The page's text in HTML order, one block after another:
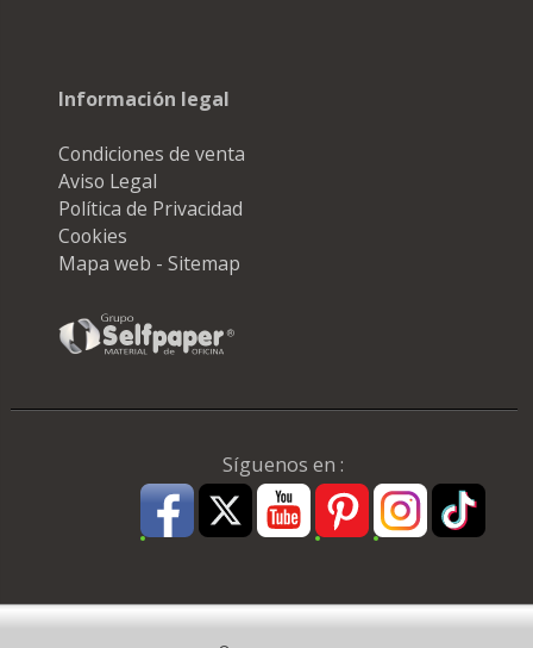
Información legal
Condiciones de venta
Aviso Legal
Política de Privacidad
Cookies
Mapa web - Sitemap
Síguenos en :
Pago Seguro